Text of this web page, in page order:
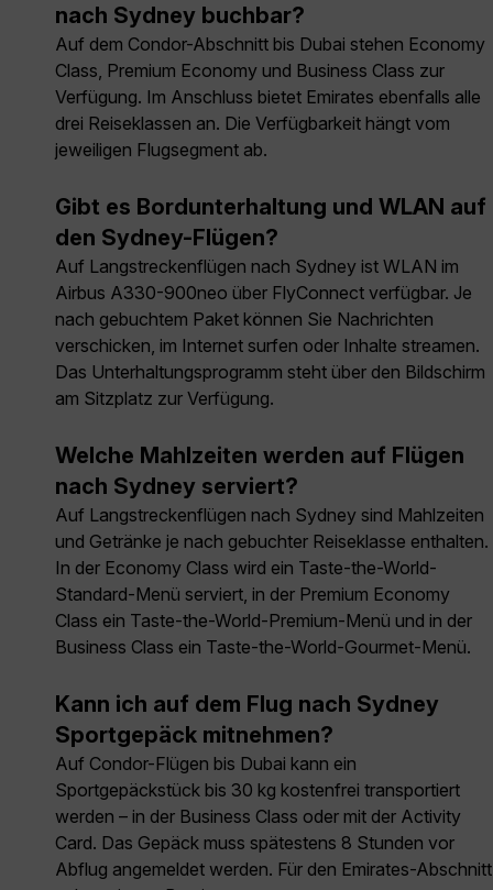
nach Sydney buchbar?
Auf dem Condor-Abschnitt bis Dubai stehen Economy
Class, Premium Economy und Business Class zur
Verfügung. Im Anschluss bietet Emirates ebenfalls alle
drei Reiseklassen an. Die Verfügbarkeit hängt vom
jeweiligen Flugsegment ab.
Gibt es Bordunterhaltung und WLAN auf
den Sydney-Flügen?
Auf Langstreckenflügen nach Sydney ist WLAN im
Airbus A330-900neo über FlyConnect verfügbar. Je
nach gebuchtem Paket können Sie Nachrichten
verschicken, im Internet surfen oder Inhalte streamen.
Das Unterhaltungsprogramm steht über den Bildschirm
am Sitzplatz zur Verfügung.
Welche Mahlzeiten werden auf Flügen
nach Sydney serviert?
Auf Langstreckenflügen nach Sydney sind Mahlzeiten
und Getränke je nach gebuchter Reiseklasse enthalten.
In der Economy Class wird ein Taste-the-World-
Standard-Menü serviert, in der Premium Economy
Class ein Taste-the-World-Premium-Menü und in der
Business Class ein Taste-the-World-Gourmet-Menü.
Kann ich auf dem Flug nach Sydney
Sportgepäck mitnehmen?
Auf Condor-Flügen bis Dubai kann ein
Sportgepäckstück bis 30 kg kostenfrei transportiert
werden – in der Business Class oder mit der Activity
Card. Das Gepäck muss spätestens 8 Stunden vor
Abflug angemeldet werden. Für den Emirates-Abschnitt